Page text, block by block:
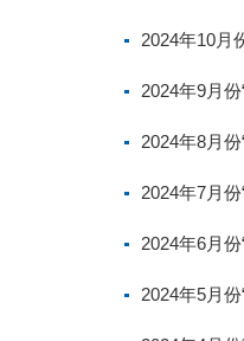
2024年10月
2024年9月
2024年8月
2024年7月
2024年6月
2024年5月